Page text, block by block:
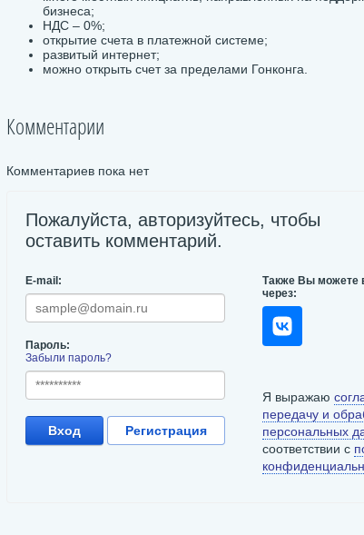
бизнеса;
НДС – 0%;
открытие счета в платежной системе;
развитый интернет;
можно открыть счет за пределами Гонконга.
Комментарии
Комментариев пока нет
Пожалуйста, авторизуйтесь, чтобы
оставить комментарий.
E-mail:
Пароль:
Забыли пароль?
Регистрация
Вход
Также Вы можете
через:
Я выражаю
передачу и
персональных
соответствии с